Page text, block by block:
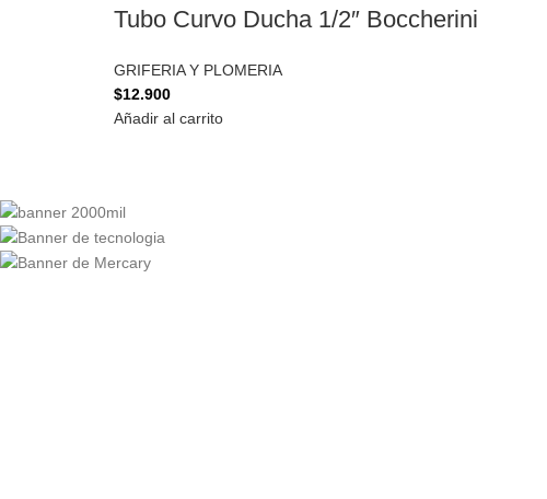
Tubo Curvo Ducha 1/2″ Boccherini
GRIFERIA Y PLOMERIA
$12.900
Añadir al carrito